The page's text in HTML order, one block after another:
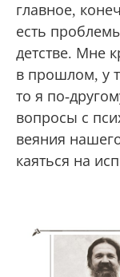
главное,
есть
детстве. Мне
в прошлом, у
то я по-
вопросы с
веяния
каяться на